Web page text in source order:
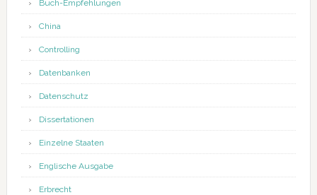
Buch-Empfehlungen
China
Controlling
Datenbanken
Datenschutz
Dissertationen
Einzelne Staaten
Englische Ausgabe
Erbrecht